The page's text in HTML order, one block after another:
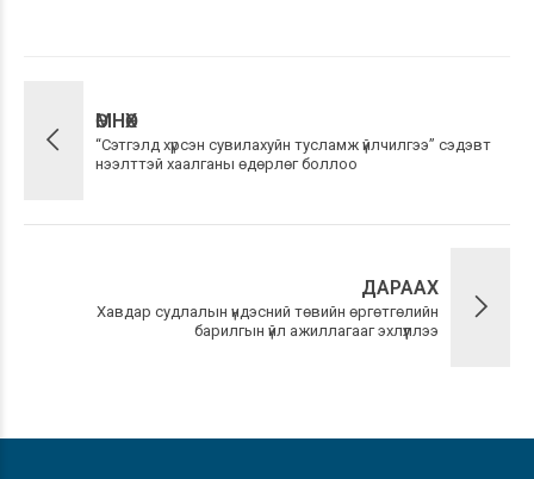
ӨМНӨХ
“Сэтгэлд хүрсэн сувилахуйн тусламж үйлчилгээ” сэдэвт
нээлттэй хаалганы өдөрлөг боллоо
ДАРААХ
Хавдар судлалын үндэсний төвийн өргөтгөлийн
барилгын үйл ажиллагааг эхлүүллээ